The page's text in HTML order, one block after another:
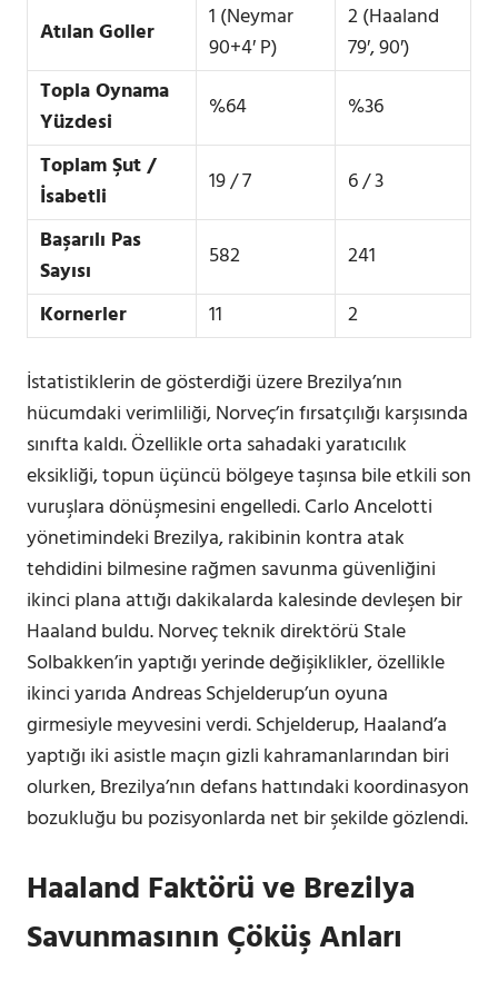
Atılan Goller
1 (Neymar
90+4′ P)
2 (Haaland
79′, 90′)
Topla Oynama
Yüzdesi
%64
%36
Toplam Şut /
İsabetli
19 / 7
6 / 3
Başarılı Pas
Sayısı
582
241
Kornerler
11 2
İstatistiklerin de gösterdiği üzere Brezilya’nın
hücumdaki verimliliği, Norveç’in fırsatçılığı karşısında
sınıfta kaldı. Özellikle orta sahadaki yaratıcılık
eksikliği, topun üçüncü bölgeye taşınsa bile etkili son
vuruşlara dönüşmesini engelledi. Carlo Ancelotti
yönetimindeki Brezilya, rakibinin kontra atak
tehdidini bilmesine rağmen savunma güvenliğini
ikinci plana attığı dakikalarda kalesinde devleşen bir
Haaland buldu. Norveç teknik direktörü Stale
Solbakken’in yaptığı yerinde değişiklikler, özellikle
ikinci yarıda Andreas Schjelderup’un oyuna
girmesiyle meyvesini verdi. Schjelderup, Haaland’a
yaptığı iki asistle maçın gizli kahramanlarından biri
olurken, Brezilya’nın defans hattındaki koordinasyon
bozukluğu bu pozisyonlarda net bir şekilde gözlendi.
Haaland Faktörü ve Brezilya
Savunmasının Çöküş Anları